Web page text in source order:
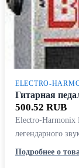
ELECTRO-
Гитарная
500.52 RUB
Electro-Harmonix
легендарного
Подробнее о